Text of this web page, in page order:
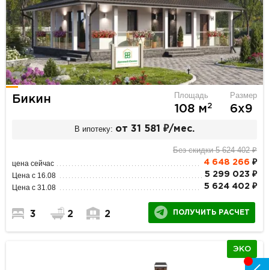
Бикин Площадь
108 м2
Размер
6х9
В ипотеку: от 31 581 ₽/мес.
Без скидки 5 624 402 ₽
цена сейчас 4 648 266 ₽
Цена с 16.08 5 299 023 ₽
Цена с 31.08 5 624 402 ₽
3 2 2 ПОЛУЧИТЬ РАСЧЕТ
ЭКО